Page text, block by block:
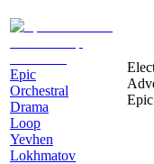
Epic
Orchestral
Drama
Loop
Yevhen
Lokhmatov
Epic